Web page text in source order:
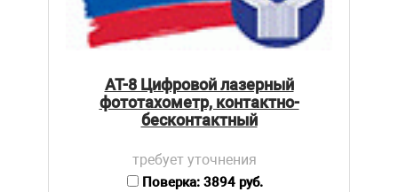
АТ-8 Цифровой лазерный
фототахометр, контактно-
бесконтактный
требует уточнения
Поверка: 3894 руб.